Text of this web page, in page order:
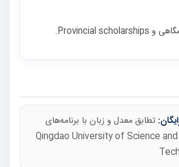
تطابق معدل و زبان با برنامه‌های
دانشگاه Qingdao University of Science and